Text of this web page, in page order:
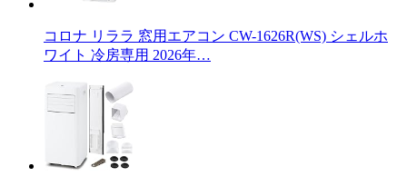
コロナ リララ 窓用エアコン CW-1626R(WS) シェルホ
ワイト 冷房専用 2026年…